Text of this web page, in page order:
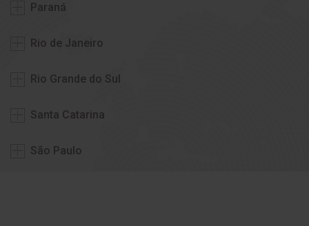
Paraná
Rio de Janeiro
Rio Grande do Sul
Santa Catarina
São Paulo